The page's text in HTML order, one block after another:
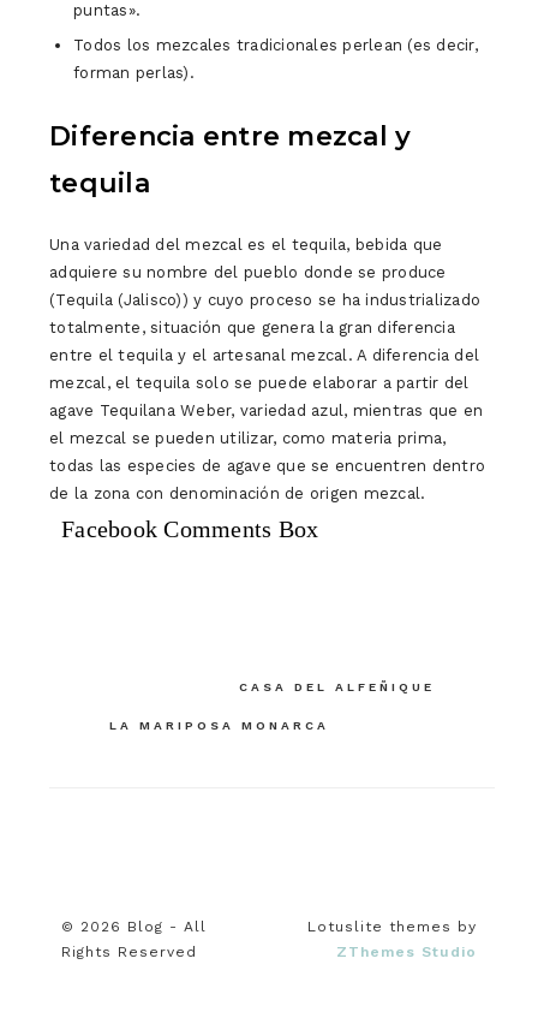
puntas».
Todos los mezcales tradicionales perlean (es decir,
forman perlas).
Diferencia entre mezcal y
tequila
Una variedad del mezcal es el tequila, bebida que
adquiere su nombre del pueblo donde se produce
(Tequila (Jalisco)) y cuyo proceso se ha industrializado
totalmente, situación que genera la gran diferencia
entre el tequila y el artesanal mezcal. A diferencia del
mezcal, el tequila solo se puede elaborar a partir del
agave Tequilana Weber, variedad azul, mientras que en
el mezcal se pueden utilizar, como materia prima,
todas las especies de agave que se encuentren dentro
de la zona con denominación de origen mezcal.
Facebook Comments Box
CASA DEL ALFEÑIQUE
LA MARIPOSA MONARCA
© 2026 Blog - All
Rights Reserved
Lotuslite themes by
ZThemes Studio